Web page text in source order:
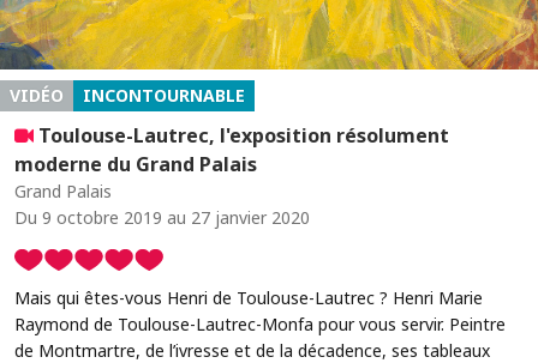
VIDÉO INCONTOURNABLE
Toulouse-Lautrec, l'exposition résolument
moderne du Grand Palais
Grand Palais
Du 9 octobre 2019 au 27 janvier 2020
Mais qui êtes-vous Henri de Toulouse-Lautrec ? Henri Marie
Raymond de Toulouse-Lautrec-Monfa pour vous servir. Peintre
de Montmartre, de l’ivresse et de la décadence, ses tableaux